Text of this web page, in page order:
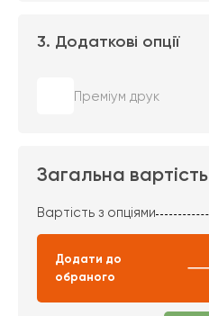
3. Додаткові опції
Преміум друк
Загальна вартість
Вартість з опціями
Додати до
обраного